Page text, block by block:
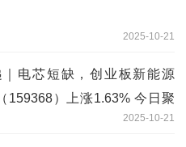
2025-10-21
｜电芯短缺，创业板新能源
159368）上涨1.63% 今日聚
2025-10-21